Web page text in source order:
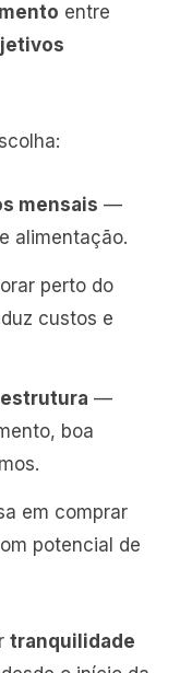
entre
mensais —
alimentação.
perto do
custos e
—
boa
em comprar
potencial de
tranquilidade